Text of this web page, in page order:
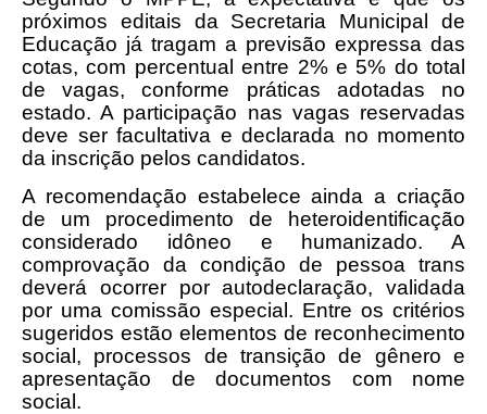
próximos editais da Secretaria Municipal de
Educação já tragam a previsão expressa das
cotas, com percentual entre 2% e 5% do total
de vagas, conforme práticas adotadas no
estado. A participação nas vagas reservadas
deve ser facultativa e declarada no momento
da inscrição pelos candidatos.
A recomendação estabelece ainda a criação
de um procedimento de heteroidentificação
considerado idôneo e humanizado. A
comprovação da condição de pessoa trans
deverá ocorrer por autodeclaração, validada
por uma comissão especial. Entre os critérios
sugeridos estão elementos de reconhecimento
social, processos de transição de gênero e
apresentação de documentos com nome
social.